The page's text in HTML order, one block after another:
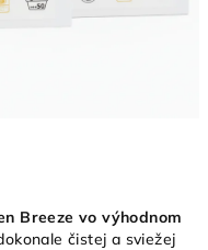
Breeze vo výhodnom
čistej a sviežej